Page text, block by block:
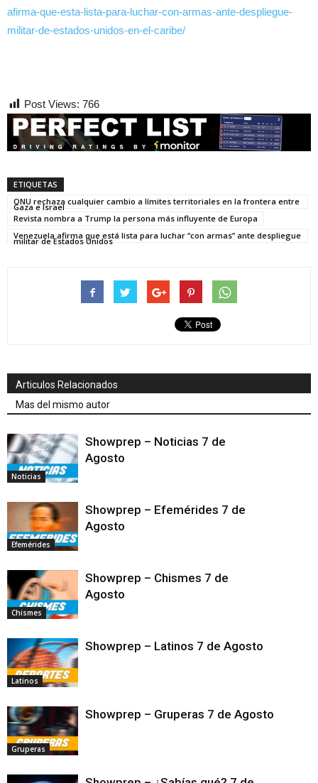
afirma-que-esta-lista-para-luchar-con-armas-ante-despliegue-
militar-de-estados-unidos-en-el-caribe/
Post Views: 766
ETIQUETAS
ONU rechaza cualquier cambio a límites territoriales en la frontera entre
Gaza e Israel
Revista nombra a Trump la persona más influyente de Europa
Venezuela afirma que está lista para luchar “con armas” ante despliegue
militar de Estados Unidos
Articulos Relacionados
Mas del mismo autor
Noticias
Showprep – Noticias 7 de
Agosto
Efemérides
Showprep – Efemérides 7 de
Agosto
Chismes
Showprep – Chismes 7 de
Agosto
Latinos
Showprep – Latinos 7 de Agosto
Gruperas
Showprep – Gruperas 7 de Agosto